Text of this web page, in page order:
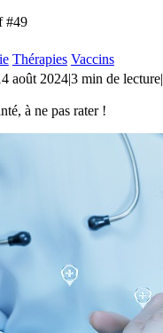
#49
Thérapies Vaccins
août 2024|3 min de lecture|
à ne pas rater !